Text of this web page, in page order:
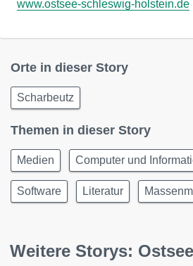
www.ostsee-schleswig-holstein.de
Orte in dieser Story
Scharbeutz
Themen in dieser Story
Medien Computer und
Software Literatur
Weitere Storys: